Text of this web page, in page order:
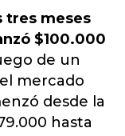
tres meses
$100.000
de un
mercado
desde la
hasta